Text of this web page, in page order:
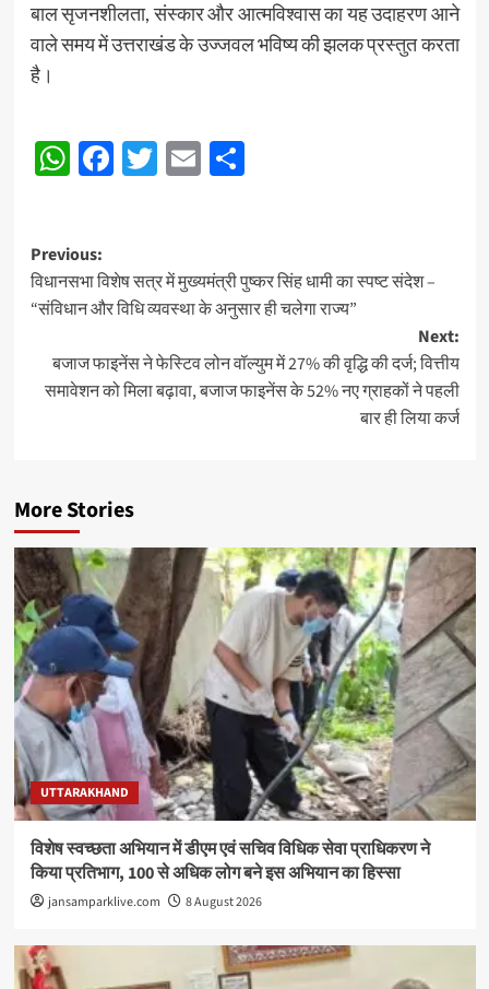
बाल सृजनशीलता, संस्कार और आत्मविश्वास का यह उदाहरण आने
वाले समय में उत्तराखंड के उज्जवल भविष्य की झलक प्रस्तुत करता
है।
Post
navigation
WhatsApp
Facebook
Twitter
EmailShare
Post
navigation
Previous:
विधानसभा विशेष सत्र में मुख्यमंत्री पुष्कर सिंह धामी का स्पष्ट संदेश –
“संविधान और विधि व्यवस्था के अनुसार ही चलेगा राज्य”
Next:
बजाज फाइनेंस ने फेस्टिव लोन वॉल्युम में 27% की वृद्धि की दर्ज; वित्तीय
समावेशन को मिला बढ़ावा, बजाज फाइनेंस के 52% नए ग्राहकों ने पहली
बार ही लिया कर्ज
More Stories
UTTARAKHAND
विशेष स्वच्छता अभियान में डीएम एवं सचिव विधिक सेवा प्राधिकरण ने
किया प्रतिभाग, 100 से अधिक लोग बने इस अभियान का हिस्सा
jansamparklive.com 8 August 2026